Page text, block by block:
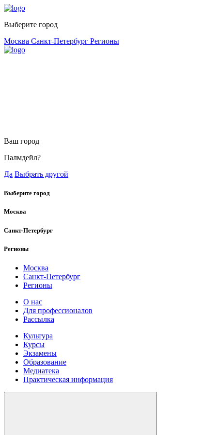
Выберите город
Москва Санкт-Петербург Регионы
Ваш город
Палмдейл?
Да Выбрать другой
Выберите город
Москва
Санкт-Петербург
Регионы
Москва
Санкт-Петербург
Регионы
О нас
Для профессионалов
Рассылка
Культура
Курсы
Экзамены
Образование
Медиатека
Практическая информация